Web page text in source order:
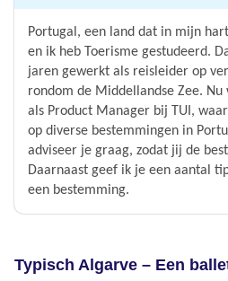
Portugal, een land dat in mijn
en ik heb Toerisme gestudeerd.
jaren gewerkt als reisleider op
rondom de Middellandse Zee.
als Product Manager bij TUI,
op diverse bestemmingen in
adviseer je graag, zodat jij de
Daarnaast geef ik je een aantal
een bestemming.
Typisch Algarve – Een